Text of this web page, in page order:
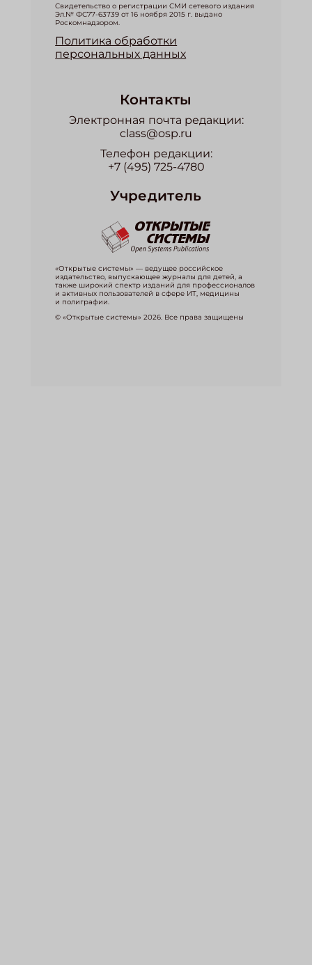
Свидетельство о регистрации СМИ сетевого издания
Эл.№ ФС77-63739 от 16 ноября 2015 г. выдано
Роскомнадзором.
Политика обработки
персональных данных
Контакты
Электронная почта редакции:
class@osp.ru
Телефон редакции:
+7 (495) 725-4780
Учредитель
«Открытые системы» — ведущее российское
издательство, выпускающее журналы для детей, а
также широкий спектр изданий для профессионалов
и активных пользователей в сфере ИТ, медицины
и полиграфии.
© «Открытые системы» 2026. Все права защищены